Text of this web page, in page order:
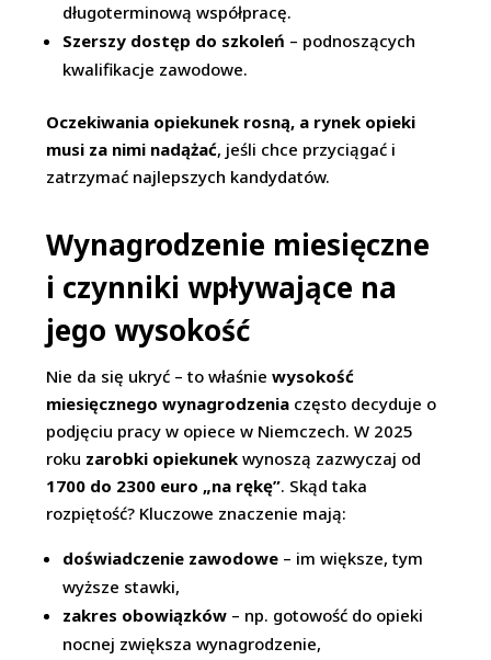
długoterminową współpracę.
Szerszy dostęp do szkoleń – podnoszących
kwalifikacje zawodowe.
Oczekiwania opiekunek rosną, a rynek opieki
musi za nimi nadążać, jeśli chce przyciągać i
zatrzymać najlepszych kandydatów.
Wynagrodzenie miesięczne
i czynniki wpływające na
jego wysokość
Nie da się ukryć – to właśniewysokość
miesięcznego wynagrodzenia często decyduje o
podjęciu pracy w opiece w Niemczech. W 2025
roku zarobki opiekunek wynoszą zazwyczaj od
1700 do 2300 euro „na rękę”. Skąd taka
rozpiętość? Kluczowe znaczenie mają:
doświadczenie zawodowe – im większe, tym
wyższe stawki,
zakres obowiązków – np. gotowość do opieki
nocnej zwiększa wynagrodzenie,